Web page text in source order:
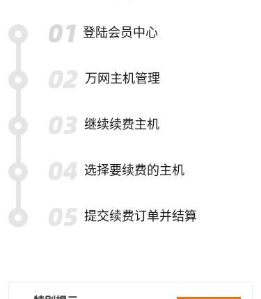
登陆会员中心
万网主机管理
继续续费主机
选择要续费的主机
提交续费订单并结算